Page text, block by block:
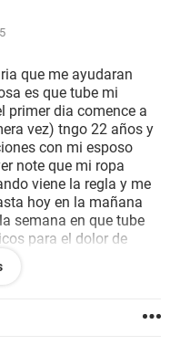
que me ayudaran
es que tube mi
primer dia comence a
vez) tngo 22 años y
con mi esposo
note que mi ropa
viene la regla y me
hoy en la mañana
semana en que tube
para el dolor de
proteje? Las
sin cuidarme y hoy
el martes ire con el
pasando :'(